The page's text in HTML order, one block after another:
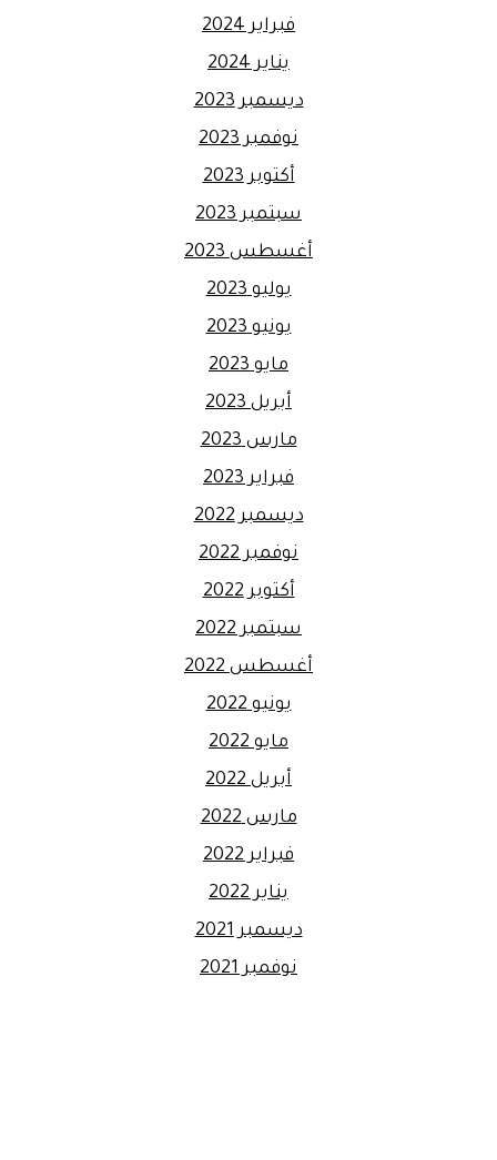
فبراير 2024
يناير 2024
ديسمبر 2023
نوفمبر 2023
أكتوبر 2023
سبتمبر 2023
أغسطس 2023
يوليو 2023
يونيو 2023
مايو 2023
أبريل 2023
مارس 2023
فبراير 2023
ديسمبر 2022
نوفمبر 2022
أكتوبر 2022
سبتمبر 2022
أغسطس 2022
يونيو 2022
مايو 2022
أبريل 2022
مارس 2022
فبراير 2022
يناير 2022
ديسمبر 2021
نوفمبر 2021